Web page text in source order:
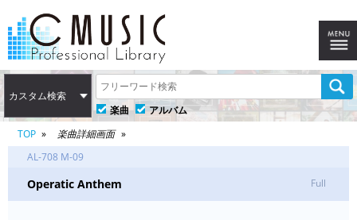
カスタム検索
楽曲
アルバム
TOP
楽曲詳細画面
AL-708 M-09
Operatic Anthem Full